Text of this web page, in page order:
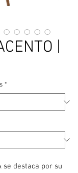
|
*
se destaca por su